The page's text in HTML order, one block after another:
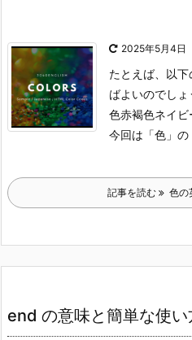
2025年5月4日
たとえば、以
ばよいのでしょ
色赤褐色ネイビ
今回は「色」の
記事を読む 色の
end の意味と簡単な使い